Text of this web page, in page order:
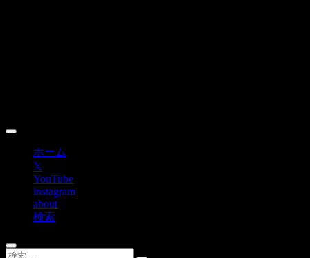
ホーム
𝕏
YouTube
instagram
about
検索